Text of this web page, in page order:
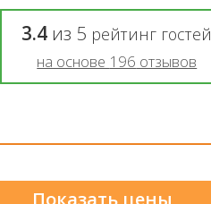
3.4 из 5 рейтинг гостей
на основе 196 отзывов